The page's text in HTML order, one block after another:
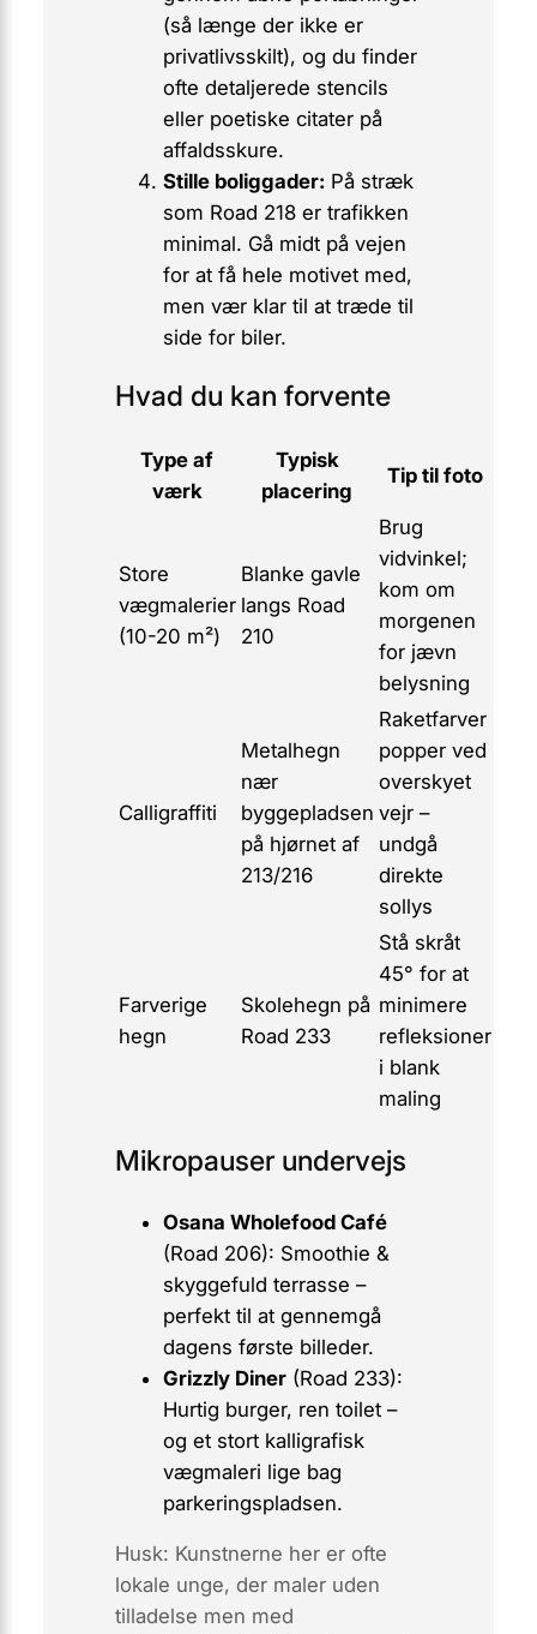
(så længe der ikke er
privatlivsskilt), og du finder
ofte detaljerede stencils
eller poetiske citater på
affaldsskure.
Stille boliggader: På stræk
som Road 218er trafikken
minimal. Gå midt på vejen
for at få hele motivet med,
men vær klar til at træde til
side for biler.
Hvad du kan forvente
Type af
værk
Typisk
placering
Tip til foto
Store
vægmalerier
(10-20 m²)
Blanke gavle
langs Road
210
Brug
vidvinkel;
kom om
morgenen
for jævn
belysning
Calligraffiti
Metalhegn
nær
byggepladsen
på hjørnet af
213/216
Raketfarver
popper ved
overskyet
vejr –
undgå
direkte
sollys
Farverige
hegn
Skolehegn på
Road 233
Stå skråt
45° for at
minimere
refleksioner
i blank
maling
Mikropauser undervejs
Osana Wholefood Café
(Road 206): Smoothie &
skyggefuld terrasse –
perfekt til at gennemgå
dagens første billeder.
Grizzly Diner(Road 233):
Hurtig burger, ren toilet –
og et stort kalligrafisk
vægmaleri lige bag
parkeringspladsen.
Husk: Kunstnerne her er ofte
lokale unge, der maler uden
tilladelse men med